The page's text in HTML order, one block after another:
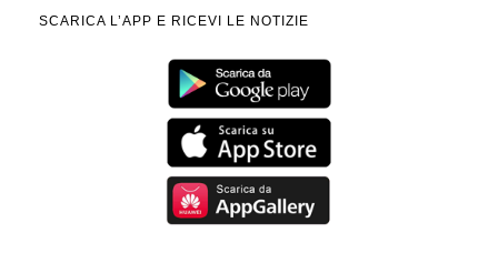
SCARICA L’APP E RICEVI LE NOTIZIE